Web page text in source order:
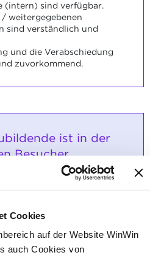
Cookies
auf der Website WinWin
auch Cookies von
(intern) sind verfügbar.
/ weitergegebenen
sind verständlich und
und die Verabschiedung
zuvorkommend.
ist in der
Besucher
zu empfangen.